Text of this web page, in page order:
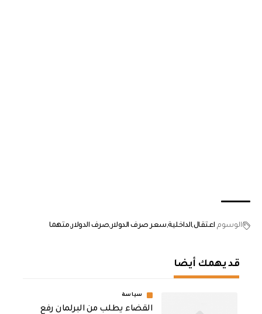
الوسوم اعتقالالداخلية سعر صرف الدولار صرف الدولار متهما
قد يهمك أيضا
سياسة
القضاء يطلب من البرلمان رفع